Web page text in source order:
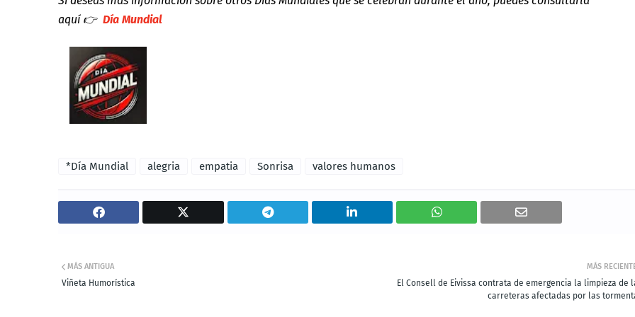
aquí 👉 Día Mundial
*Día Mundial alegria empatia Sonrisa valores humanos
MÁS
El Consell de Eivissa contrata de emergencia la limpieza de
carreteras afectadas por las
MÁS ANTIGUA
Viñeta Humorística